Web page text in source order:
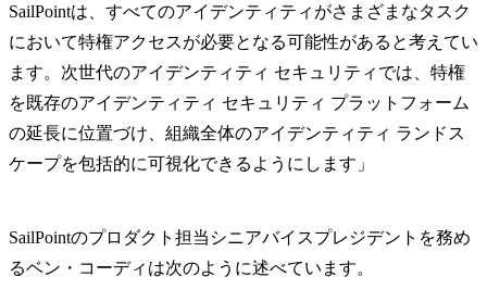
SailPointは、すべてのアイデンティティがさまざまなタスク
において特権アクセスが必要となる可能性があると考えてい
ます。次世代のアイデンティティ セキュリティでは、特権
を既存のアイデンティティ セキュリティ プラットフォーム
の延長に位置づけ、組織全体のアイデンティティ ランドス
ケープを包括的に可視化できるようにします」
SailPointのプロダクト担当シニアバイスプレジデントを務め
るベン・コーディは次のように述べています。